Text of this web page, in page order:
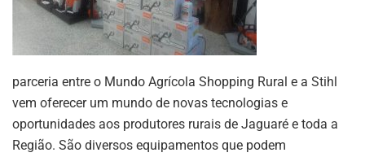
parceria entre o Mundo Agrícola Shopping Rural e a Stihl
vem oferecer um mundo de novas tecnologias e
oportunidades aos produtores rurais de Jaguaré e toda a
Região. São diversos equipamentos que podem